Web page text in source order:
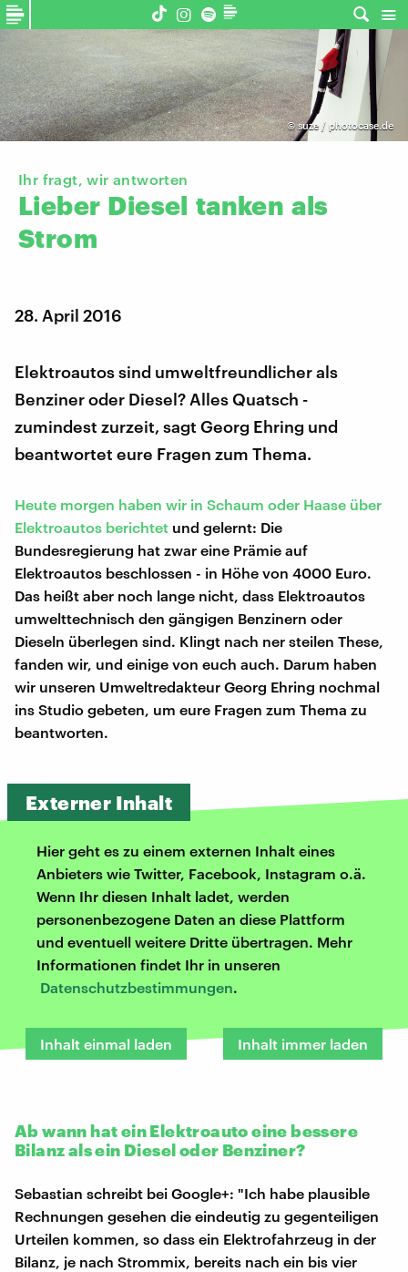
©suze / photocase.de
Ihr fragt, wir antworten
Lieber Diesel tanken als
Strom
28. April 2016
Elektroautos sind umweltfreundlicher als
Benziner oder Diesel? Alles Quatsch -
zumindest zurzeit, sagt Georg Ehring und
beantwortet eure Fragen zum Thema.
Heute morgen haben wir in Schaum oder Haase über
Elektroautos berichtet und gelernt: Die
Bundesregierung hat zwar eine Prämie auf
Elektroautos beschlossen - in Höhe von 4000 Euro.
Das heißt aber noch lange nicht, dass Elektroautos
umwelttechnisch den gängigen Benzinern oder
Dieseln überlegen sind. Klingt nach ner steilen These,
fanden wir, und einige von euch auch. Darum haben
wir unseren Umweltredakteur Georg Ehring nochmal
ins Studio gebeten, um eure Fragen zum Thema zu
beantworten.
Externer Inhalt
Hier geht es zu einem externen Inhalt eines
Anbieters wie Twitter, Facebook, Instagram o.ä.
Wenn Ihr diesen Inhalt ladet, werden
personenbezogene Daten an diese Plattform
und eventuell weitere Dritte übertragen. Mehr
Informationen findet Ihr in unseren
Datenschutzbestimmungen.
Inhalt einmal laden Inhalt immer laden
Ab wann hat ein Elektroauto eine bessere
Bilanz als ein Diesel oder Benziner?
Sebastian schreibt bei Google+: "Ich habe plausible
Rechnungen gesehen die eindeutig zu gegenteiligen
Urteilen kommen, so dass ein Elektrofahrzeug in der
Bilanz, je nach Strommix, bereits nach ein bis vier